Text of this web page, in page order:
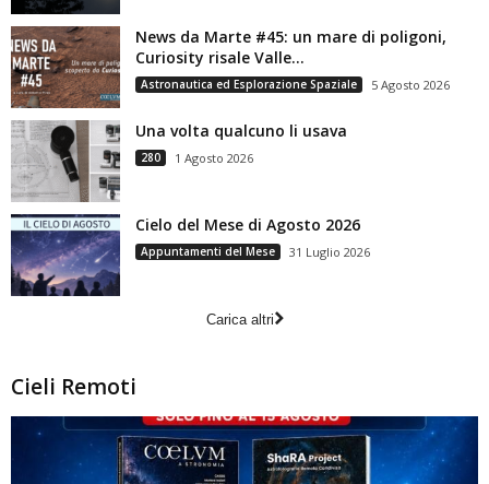
News da Marte #45: un mare di poligoni,
Curiosity risale Valle...
Astronautica ed Esplorazione Spaziale 5 Agosto 2026
Una volta qualcuno li usava
280 1 Agosto 2026
Cielo del Mese di Agosto 2026
Appuntamenti del Mese 31 Luglio 2026
Carica altri
Cieli Remoti